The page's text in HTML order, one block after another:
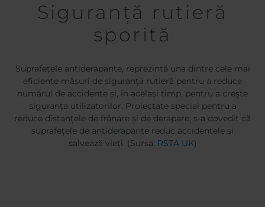
Siguranță rutieră
sporită
Suprafețele antiderapante, reprezintă una dintre cele mai
eficiente măsuri de siguranță rutieră pentru a reduce
numărul de accidente și, în același timp, pentru a crește
siguranța utilizatorilor. Proiectate special pentru a
reduce distanțele de frânare și de derapare, s-a dovedit că
suprafețele de antiderapante reduc accidentele și
salvează vieți. (Sursa: RSTA UK)